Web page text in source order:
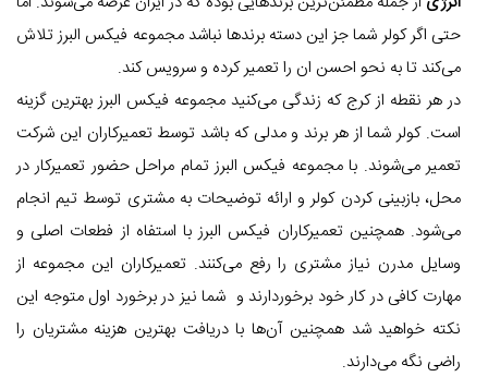
حتی اگر کولر شما جز این دسته برندها نباشد مجموعه فیکس البرز تلاش
می‌کند تا به نحو احسن ان را تعمیر کرده و سرویس کند.
در هر نقطه از کرج که زندگی می‌کنید مجموعه فیکس البرز بهترین گزینه
است. کولر شما از هر برند و مدلی که باشد توسط تعمیرکاران این شرکت
تعمیر می‌شوند. با مجموعه فیکس البرز تمام مراحل حضور تعمیرکار در
محل، بازبینی کردن کولر و ارائه توضیحات به مشتری توسط تیم انجام
می‌شود. همچنین تعمیرکاران فیکس البرز با استفاه از فطعات اصلی و
وسایل مدرن نیاز مشتری را رفع می‌کنند. تعمیرکاران این مجموعه از
مهارت کافی در کار خود برخوردارند و شما نیز در برخورد اول متوجه این
نکته خواهید شد همچنین آن‌ها با دریافت بهترین هزینه مشتریان را
راضی نگه می‌دارند.